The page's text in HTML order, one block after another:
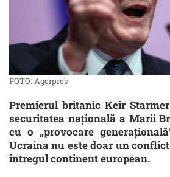
FOTO: Agerpres
Premierul britanic Keir
securitatea națională a Marii
cu o „provocare
Ucraina nu este doar un
întregul continent european.